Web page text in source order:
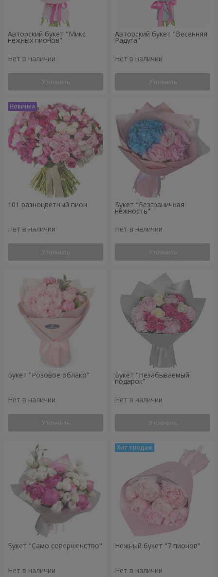
Авторский букет "Микс
нежных пионов"
Нет в наличии
Уточнить
Авторский букет "Весенняя
Радуга"
Нет в наличии
Уточнить
101 разноцветный пион
Нет в наличии
Уточнить
Букет "Безграничная
нежность"
Нет в наличии
Уточнить
Букет "Розовое облако"
Нет в наличии
Уточнить
Букет "Незабываемый
подарок"
Нет в наличии
Уточнить
Букет "Само совершенство"
Нет в наличии
Нежный букет "7 пионов"
Нет в наличии